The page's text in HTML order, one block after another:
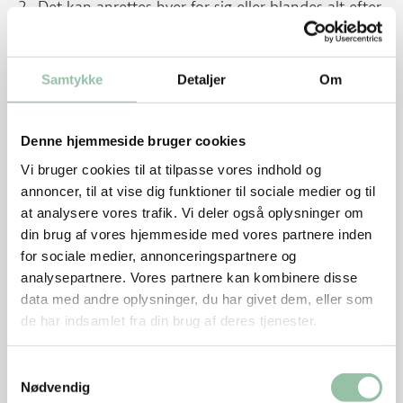
Samtykke Detaljer Om
Denne hjemmeside bruger cookies
Vi bruger cookies til at tilpasse vores indhold og
annoncer, til at vise dig funktioner til sociale medier og til
at analysere vores trafik. Vi deler også oplysninger om
din brug af vores hjemmeside med vores partnere inden
for sociale medier, annonceringspartnere og
analysepartnere. Vores partnere kan kombinere disse
data med andre oplysninger, du har givet dem, eller som
de har indsamlet fra din brug af deres tjenester.
Nødvendig
Det kan anrettes hver for sig eller blandes alt efter
Lun pitabrød efter anvisning på emballagen.
Sæt pitabrød, grøntsager og kødsauce på bordet,
så hver person selv kan fylde 2 pitabrød.
Tips
Lav evt. en større portion kødsauce. Saucen kan
fryses i passende portioner. Den kan holde sig ca.
3 måneder i fryseren.
Saucen kan bruges tilpasta, fyld ibagte kartofler
lasagnem.m.
Saucen kan koges ind fx 10 minutter uden låg og